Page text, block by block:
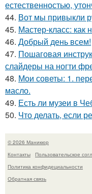
естественностью,
44. Вот мы привыкли
45. Мастер-класс: как
46. Добрый день всем!
47. Пошаговая
слайдеры на ногти
48. Мои советы: 1.
масло.
49. Есть ли музеи в
50. Что делать, если
© 2026 Маникюр
Контакты
Пользовательское
Политика конфидециальности
Обратная связь